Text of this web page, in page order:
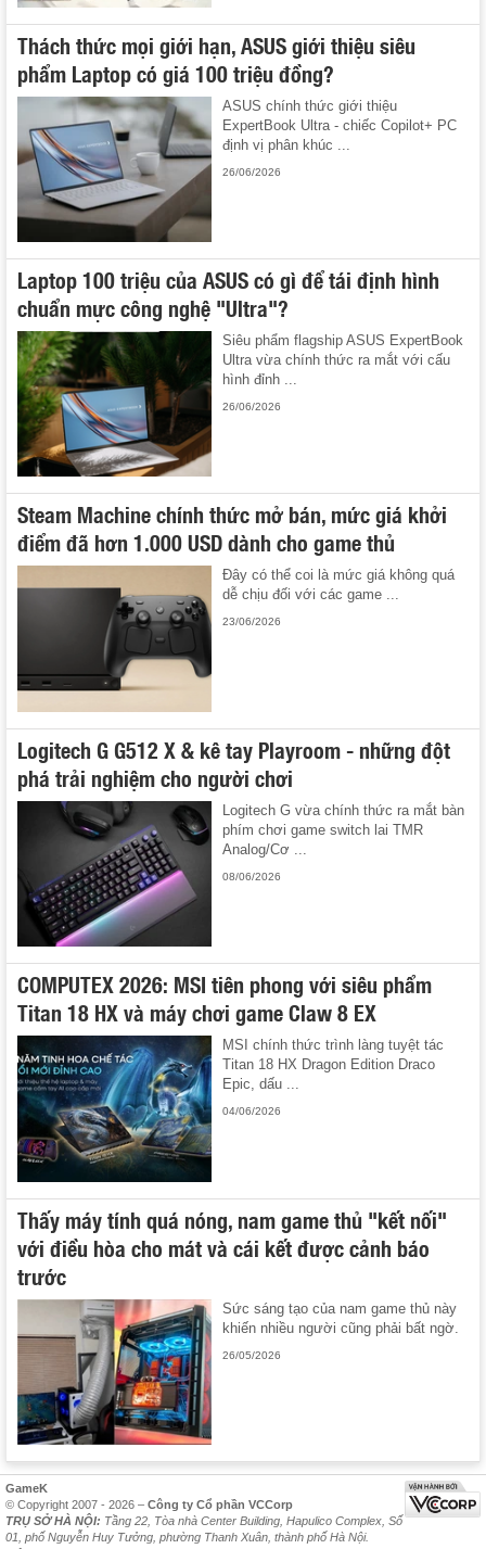
Thách thức mọi giới hạn, ASUS giới thiệu siêu
phẩm Laptop có giá 100 triệu đồng?
ASUS chính thức giới thiệu
ExpertBook Ultra - chiếc Copilot+ PC
định vị phân khúc ...
26/06/2026
Laptop 100 triệu của ASUS có gì để tái định hình
chuẩn mực công nghệ "Ultra"?
Siêu phẩm flagship ASUS ExpertBook
Ultra vừa chính thức ra mắt với cấu
hình đỉnh ...
26/06/2026
Steam Machine chính thức mở bán, mức giá khởi
điểm đã hơn 1.000 USD dành cho game thủ
Đây có thể coi là mức giá không quá
dễ chịu đối với các game ...
23/06/2026
Logitech G G512 X & kê tay Playroom - những đột
phá trải nghiệm cho người chơi
Logitech G vừa chính thức ra mắt bàn
phím chơi game switch lai TMR
Analog/Cơ ...
08/06/2026
COMPUTEX 2026: MSI tiên phong với siêu phẩm
Titan 18 HX và máy chơi game Claw 8 EX
MSI chính thức trình làng tuyệt tác
Titan 18 HX Dragon Edition Draco
Epic, dấu ...
04/06/2026
Thấy máy tính quá nóng, nam game thủ "kết nối"
với điều hòa cho mát và cái kết được cảnh báo
trước
Sức sáng tạo của nam game thủ này
khiến nhiều người cũng phải bất ngờ.
26/05/2026
GameK
© Copyright 2007 - 2026 – Công ty Cổ phần VCCorp
TRỤ SỞ HÀ NỘI: Tầng 22, Tòa nhà Center Building, Hapulico Complex, Số
01, phố Nguyễn Huy Tưởng, phường Thanh Xuân, thành phố Hà Nội.